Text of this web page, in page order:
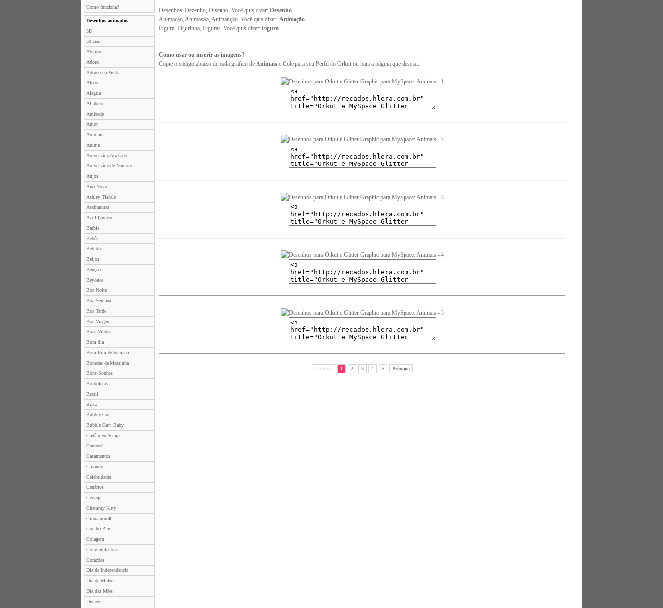
Como funciona?
Desenhos animados
3D
50 cent
Abraços
Adorei
Adoro sua Visita
Álcool
Alegria
Alfabeto
Amizade
Amor
Animais
Anime
Aniversário Atrasado
Aniversário de Namoro
Anjos
Ano Novo
Ashley Tisdale
Assinaturas
Avril Lavigne
Barbie
Bebês
Bebidas
Beijos
Benção
Beyonce
Boa Noite
Boa Semana
Boa Tarde
Boa Viagem
Boas Vindas
Bom dia
Bom Fim de Semana
Bonecas de Massinha
Bons Sonhos
Borboletas
Brasil
Bratz
Bubble Gum
Bubble Gum Baby
Cadê meu Scrap?
Carnaval
Casamentos
Casando
Celebridades
Cenários
Cerveja
Chammy Kitty
Cinnamoroll
Coelho Play
Colagem
Congratulations
Corações
Dia da Independência
Dia da Mulher
Dia das Mães
Disney
Desenhos, Dezenho, Disenho. Você quis dizer: Desenho.
Animacao, Animasão, Animanção. Você quis dizer: Animação.
Figure, Figurinha, Figuras. Você quis dizer: Figura.
Como usar ou inserir as imagens?
Copie o código abaixo de cada gráfico de Animais e Cole para seu Perfil do Orkut ou para a página que desejar.
Anterior 1 2 3 4 5 Próxima